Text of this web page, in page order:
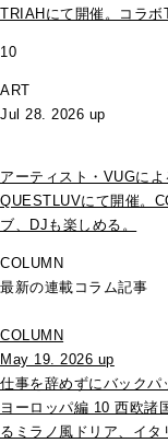
TRIAHにて開催。コラボ
10
ART
Jul 28. 2026 up
アーティスト・VUGに
QUESTLUVにて開催。
ブ、DJも楽しめる。
COLUMN
最新の連載コラム記事
COLUMN
May 19. 2026 up
仕事を辞めずにバック
ヨーロッパ編 10 西欧諸
るミラノ風ドリア、イタ